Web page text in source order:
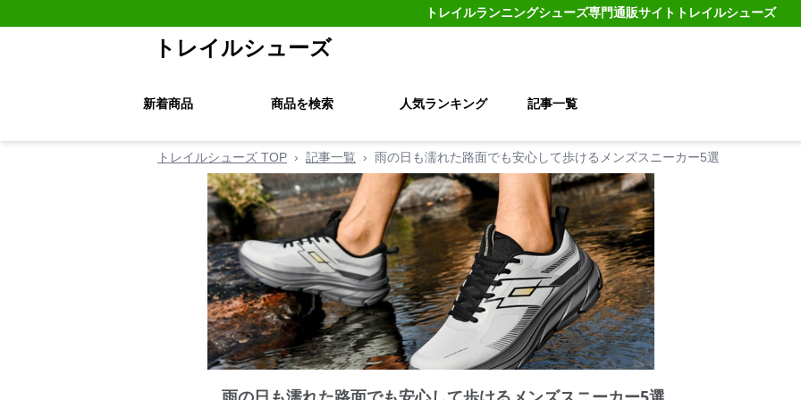
トレイルランニングシューズ専門通販サイト トレイルシューズ
トレイルシューズ
新着商品 商品を検索 人気ランキング 記事一覧
トレイルシューズ TOP › 記事一覧 › 雨の日も濡れた路面でも安心して歩けるメンズスニーカー5選